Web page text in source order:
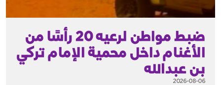
ضبط مواطن لرعيه 20 رأسًا من
الأغنام داخل محمية الإمام تركي
بن عبدالله
2026-08-06